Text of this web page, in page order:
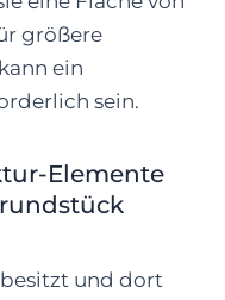
größere
ein
sein.
Elemente
und dort